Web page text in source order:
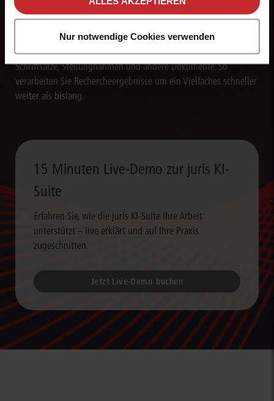
Nur notwendige Cookies verwenden
Texte blitzschnell erstellen
Die juris KI-Suite erstellt in Sekunden Textentwürfe für
Schriftsätze, Stellungnahmen und andere Dokumente. So
verarbeiten Sie Rechercheergebnisse um ein Vielfaches schneller
weiter als bislang.
15 Minuten Live-Demo zur juris KI-
Suite
Erfahren Sie, wie die juris KI-Suite Ihre Arbeit
unterstützt – live erklärt und auf Ihre Praxis
zugeschnitten.
Jetzt Live-Demo buchen